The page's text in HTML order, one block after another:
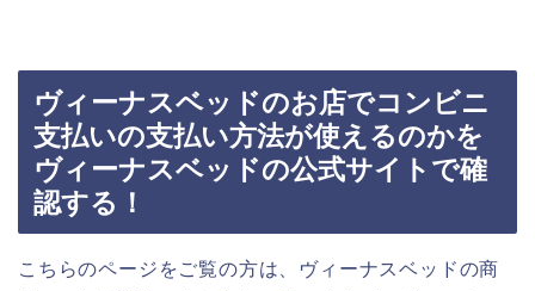
ヴィーナスベッドのお店でコンビニ
支払いの支払い方法が使えるのかを
ヴィーナスベッドの公式サイトで確
認する！
こちらのページをご覧の方は、ヴィーナスベッドの商